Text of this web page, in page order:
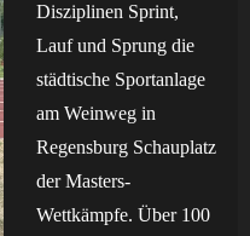
Disziplinen Sprint,
Lauf und Sprung die
städtische Sportanlage
am Weinweg in
Regensburg Schauplatz
der Masters-
Wettkämpfe. Über 100